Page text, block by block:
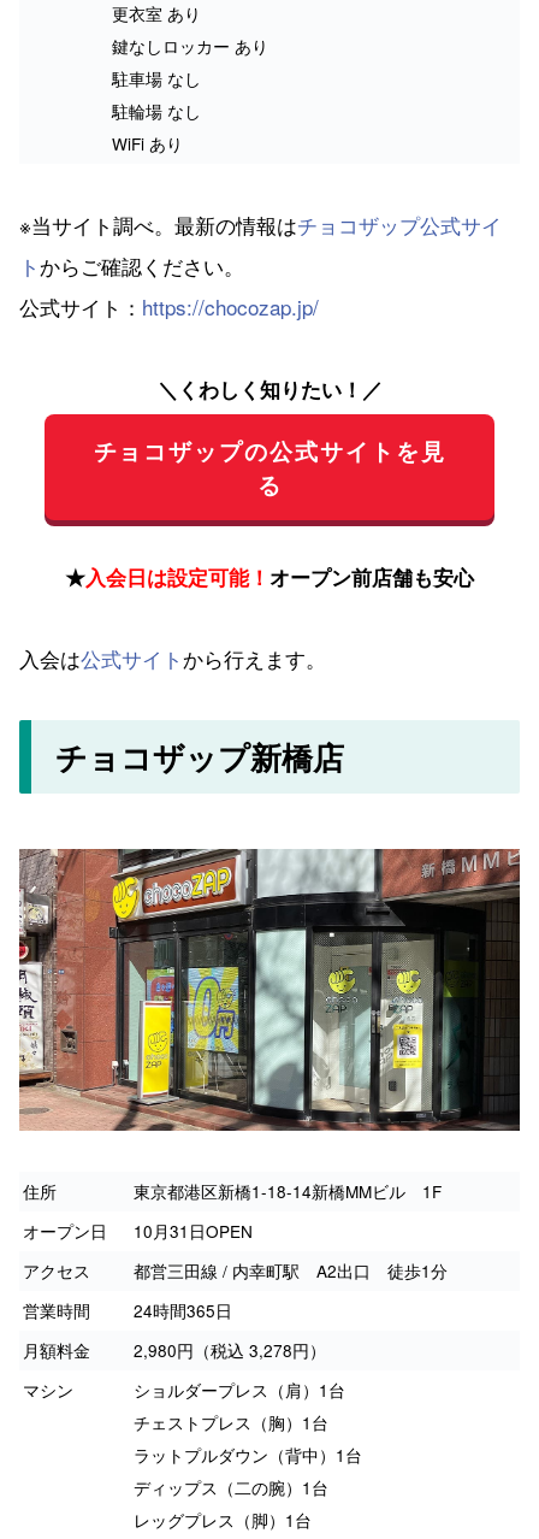
更衣室 あり
鍵なしロッカー あり
駐車場 なし
駐輪場 なし
WiFi あり
※当サイト調べ。最新の情報はチョコザップ公式サイ
ト からご確認ください。
公式サイト： https://chocozap.jp/
＼くわしく知りたい！／
チョコザップの公式サイトを見
る
★入会日は設定可能！ オープン前店舗も安心
入会は公式サイト から行えます。
チョコザップ新橋店
住所
東京都港区新橋1-18-14新橋MMビル 1F
オープン日
10月31日OPEN
アクセス
都営三田線 / 内幸町駅 A2出口 徒歩1分
営業時間
24時間365日
月額料金
2,980円（税込 3,278円）
マシン
ショルダープレス（肩）1台
チェストプレス（胸）1台
ラットプルダウン（背中）1台
ディップス（二の腕）1台
レッグプレス（脚）1台